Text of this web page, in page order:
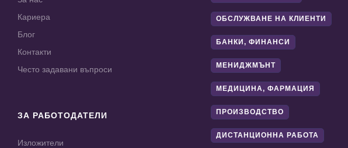
Кариера
Блог
Контакти
Често задавани въпроси
ЗА РАБОТОДАТЕЛИ
Изложители
ОБСЛУЖВАНЕ НА КЛИЕНТИ
БАНКИ, ФИНАНСИ
МЕНИДЖМЪНТ
МЕДИЦИНА, ФАРМАЦИЯ
ПРОИЗВОДСТВО
ДИСТАНЦИОННА РАБОТА